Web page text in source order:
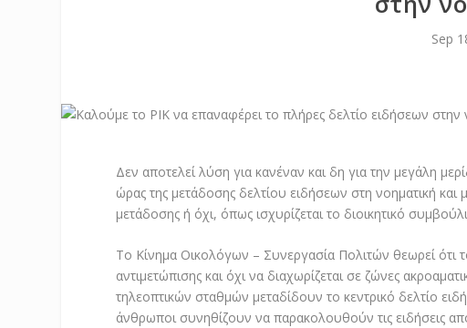
Sep
Δεν αποτελεί λύση για κανέναν και δη για την μεγάλη
ώρας της μετάδοσης δελτίου ειδήσεων στη νοηματική
μετάδοσης ή όχι, όπως ισχυρίζεται το διοικητικό
Το Κίνημα Οικολόγων – Συνεργασία Πολιτών θεωρεί ότι
αντιμετώπισης και όχι να διαχωρίζεται σε ζώνες
τηλεοπτικών σταθμών μεταδίδουν το κεντρικό δελτίο
άνθρωποι συνηθίζουν να παρακολουθούν τις ειδήσεις